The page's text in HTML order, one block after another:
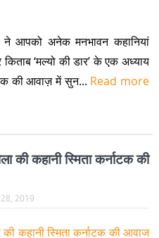
ने आपको अनेक मनभावन कहानियां
‘मल्यो की डार’ के एक अध्याय
की आवाज़ में सुन... Read more
की कहानी स्मिता कर्नाटक की
2019